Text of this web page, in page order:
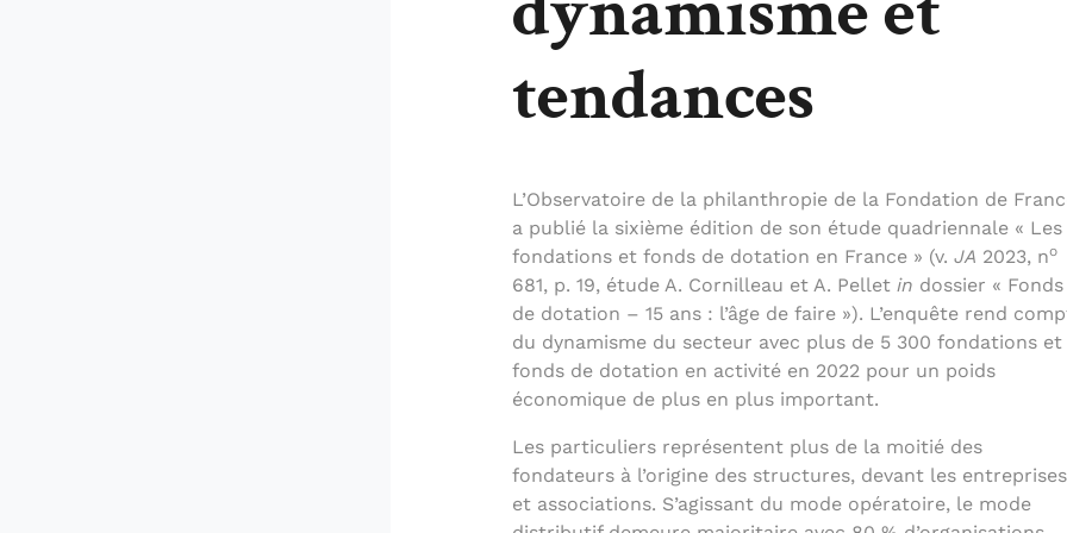
tendances
L’Observatoire de la philanthropie de la Fondation de
a publié la sixième édition de son étude quadriennale « Les
fondations et fonds de dotation en France » (v. JA 2023, no
681, p. 19, étude A. Cornilleau et A. Pellet in dossier « Fonds
de dotation – 15 ans : l’âge de faire »). L’enquête rend
du dynamisme du secteur avec plus de 5 300 fondations et
fonds de dotation en activité en 2022 pour un poids
économique de plus en plus important.
Les particuliers représentent plus de la moitié des
fondateurs à l’origine des structures, devant les entreprises
et associations. S’agissant du mode opératoire, le mode